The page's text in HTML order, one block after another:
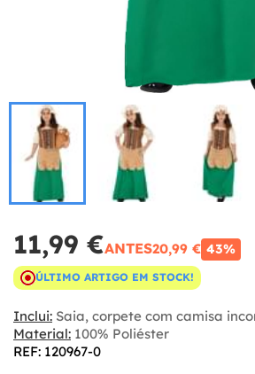
11,99 €ANTES20,99 € 43%
ÚLTIMO ARTIGO EM STOCK!
Inclui: Saia, corpete com camisa
Material: 100% Poliéster
REF: 120967-0